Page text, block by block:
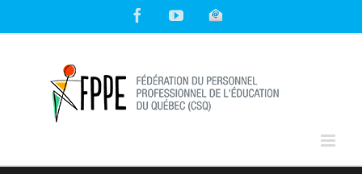
content
FacebookYouTubeCourriel